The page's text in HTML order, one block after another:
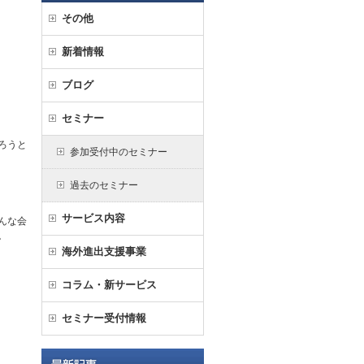
うと
な会
その他
新着情報
ブログ
セミナー
参加受付中のセミナー
過去のセミナー
サービス内容
海外進出支援事業
コラム・新サービス
セミナー受付情報